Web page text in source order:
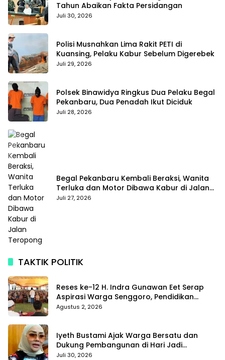
Tahun Abaikan Fakta Persidangan
Juli 30, 2026
Polisi Musnahkan Lima Rakit PETI di
Kuansing, Pelaku Kabur Sebelum Digerebek
Juli 29, 2026
Polsek Binawidya Ringkus Dua Pelaku Begal
Pekanbaru, Dua Penadah Ikut Diciduk
Juli 28, 2026
Begal Pekanbaru Kembali Beraksi, Wanita
Terluka dan Motor Dibawa Kabur di Jalan
Teropong
Juli 27, 2026
TAKTIK POLITIK
Reses ke-12 H. Indra Gunawan Eet Serap
Aspirasi Warga Senggoro, Pendidikan
hingga BPJS Jadi Sorotan
Agustus 2, 2026
Iyeth Bustami Ajak Warga Bersatu dan
Dukung Pembangunan di Hari Jadi
Bengkalis ke-514
Juli 30, 2026